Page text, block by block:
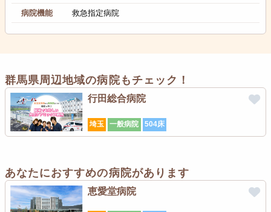
病院機能 救急指定病院
群馬県周辺地域の病院もチェック！
行田総合病院
埼玉 一般病院 504床
あなたにおすすめの病院があります
恵愛堂病院